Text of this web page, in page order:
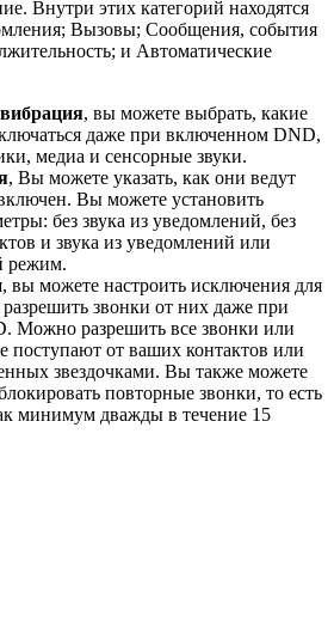
Внутри этих категорий находятся
Вызовы; Сообщения, события
и Автоматические
, вы можете выбрать, какие
даже при включенном DND,
медиа и сенсорные звуки.
, Вы можете указать, как они ведут
Вы можете установить
без звука из уведомлений, без
и звука из уведомлений или
режим.
, вы можете настроить исключения для
звонки от них даже при
Можно разрешить все звонки или
поступают от ваших контактов или
звездочками. Вы также можете
повторные звонки, то есть
минимум дважды в течение 15